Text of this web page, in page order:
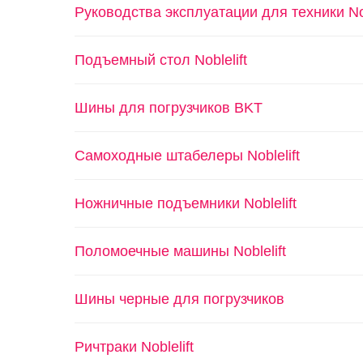
Руководства эксплуатации для техники
Подъемный стол Noblelift
Шины для погрузчиков BKT
Самоходные штабелеры Noblelift
Ножничные подъемники Noblelift
Поломоечные машины Noblelift
Шины черные для погрузчиков
Ричтраки Noblelift